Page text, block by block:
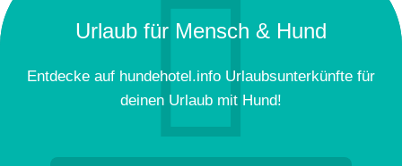
Urlaub für Mensch & Hund
Entdecke auf hundehotel.info Urlaubsunterkünfte für
deinen Urlaub mit Hund!